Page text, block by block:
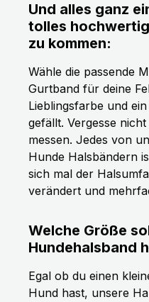
Und alles ganz
tolles
zu kommen:
Wähle die passende
Gurtband für deine
Lieblingsfarbe und
gefällt. Vergesse
messen. Jedes von
Hunde Halsbändern
sich mal der
verändert und
Welche Größe
Hundehalsband
Egal ob du einen
Hund hast, unsere